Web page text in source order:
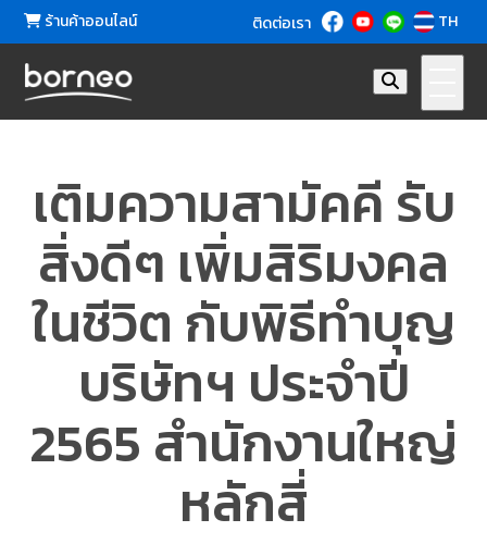
ร้านค้าออนไลน์ ติดต่อเรา TH
เติมความสามัคคี รับ
สิ่งดีๆ เพิ่มสิริมงคล
ในชีวิต กับพิธีทำบุญ
บริษัทฯ ประจำปี
2565 สำนักงานใหญ่
หลักสี่